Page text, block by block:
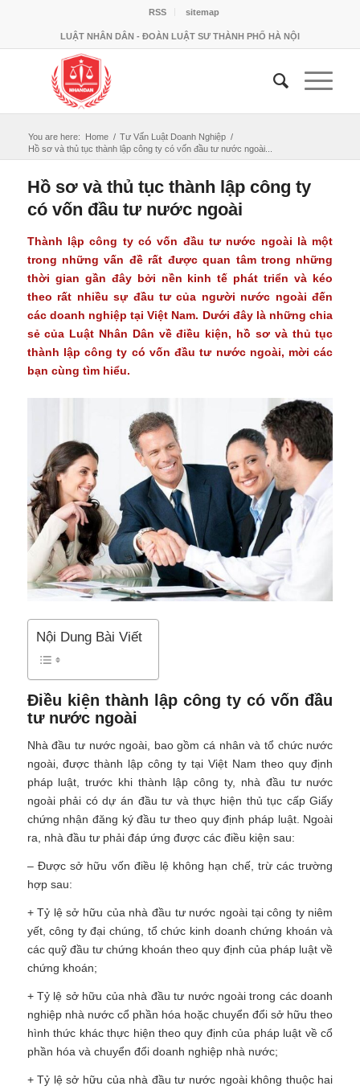
RSS sitemap
LUẬT NHÂN DÂN - ĐOÀN LUẬT SƯ THÀNH PHỐ HÀ NỘI
You are here: Home / Tư Vấn Luật Doanh Nghiệp /
Hồ sơ và thủ tục thành lập công ty có vốn đầu tư nước ngoài...
Hồ sơ và thủ tục thành lập công ty
có vốn đầu tư nước ngoài
Thành lập công ty có vốn đầu tư nước ngoài là một
trong những vấn đề rất được quan tâm trong những
thời gian gần đây bởi nền kinh tế phát triển và kéo
theo rất nhiều sự đầu tư của người nước ngoài đến
các doanh nghiệp tại Việt Nam. Dưới đây là những chia
sẻ của Luật Nhân Dân về điều kiện, hồ sơ và thủ tục
thành lập công ty có vốn đầu tư nước ngoài, mời các
bạn cùng tìm hiểu.
Nội Dung Bài Viết
Điều kiện thành lập công ty có vốn đầu
tư nước ngoài
Nhà đầu tư nước ngoài, bao gồm cá nhân và tổ chức nước
ngoài, được thành lập công ty tại Việt Nam theo quy định
pháp luật, trước khi thành lập công ty, nhà đầu tư nước
ngoài phải có dự án đầu tư và thực hiện thủ tục cấp Giấy
chứng nhận đăng ký đầu tư theo quy định pháp luật. Ngoài
ra, nhà đầu tư phải đáp ứng được các điều kiện sau:
– Được sở hữu vốn điều lệ không hạn chế, trừ các trường
hợp sau:
+ Tỷ lệ sở hữu của nhà đầu tư nước ngoài tại công ty niêm
yết, công ty đại chúng, tổ chức kinh doanh chứng khoán và
các quỹ đầu tư chứng khoán theo quy định của pháp luật về
chứng khoán;
+ Tỷ lệ sở hữu của nhà đầu tư nước ngoài trong các doanh
nghiệp nhà nước cổ phần hóa hoặc chuyển đổi sở hữu theo
hình thức khác thực hiện theo quy định của pháp luật về cổ
phần hóa và chuyển đổi doanh nghiệp nhà nước;
+ Tỷ lệ sở hữu của nhà đầu tư nước ngoài không thuộc hai